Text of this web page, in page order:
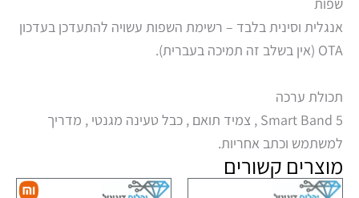
שפות
אנגלית וסינית בלבד – רשימת השפות עשויה להתעדכן בעדכון
OTA (אין בשלב זה תמיכה בעברית).
תכולת ערכה
Smart Band 5 , צמיד תואם , כבל טעינה מגנטי , מדריך
למשתמש וכתב אחריות.
מוצרים קשורים